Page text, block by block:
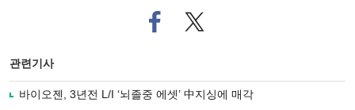
페
이
로
기
트위
터로
관련기사
바이오젠, 3년전 L/I ‘뇌졸중 에셋’ 中지싱에 매각